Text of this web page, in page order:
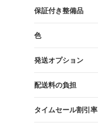
保証付き整備品
色
発送オプション
配送料の負担
タイムセール割引率